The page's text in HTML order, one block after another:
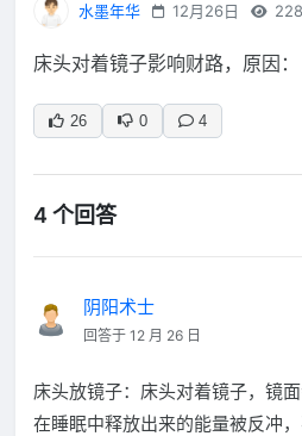
水墨年华 12月26日
床头对着镜子影响财路，原因：
26 0 4
4 个回答
阴阳术士
回答于 12 月 26 日
床头放镜子：床头对着镜子，镜
在睡眠中释放出来的能量被反冲